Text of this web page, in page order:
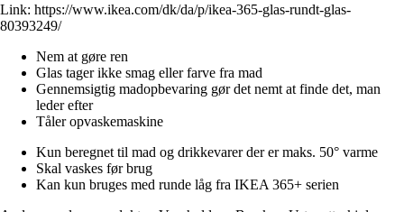
Link: https://www.ikea.com/dk/da/p/ikea-365-glas-rundt-glas-
80393249/
Nem at gøre ren
Glas tager ikke smag eller farve fra mad
Gennemsigtig madopbevaring gør det nemt at finde det, man
leder efter
Tåler opvaskemaskine
Kun beregnet til mad og drikkevarer der er maks. 50° varme
Skal vaskes før brug
Kan kun bruges med runde låg fra IKEA 365+ serien